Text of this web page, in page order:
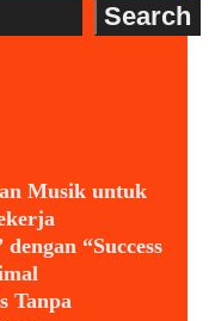
Search
Musik untuk
“Success
Tanpa